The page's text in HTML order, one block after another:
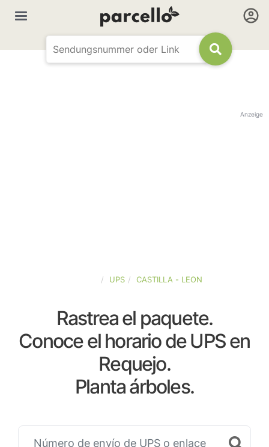
Anzeige
UPS CASTILLA - LEON
Rastrea el paquete.
Conoce el horario de UPS en
Requejo.
Planta árboles.